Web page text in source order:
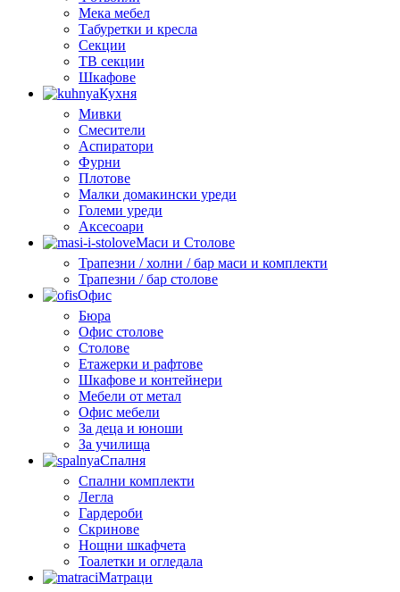
Мека мебел
Табуретки и кресла
Секции
ТВ секции
Шкафове
Кухня
Мивки
Смесители
Аспиратори
Фурни
Плотове
Малки домакински уреди
Големи уреди
Аксесоари
Маси и Столове
Трапезни / холни / бар маси и комплекти
Трапезни / бар столове
Офис
Бюра
Офис столове
Столове
Етажерки и рафтове
Шкафове и контейнери
Мебели от метал
Офис мебели
За деца и юноши
За училища
Спалня
Спални комплекти
Легла
Гардероби
Скринове
Нощни шкафчета
Тоалетки и огледала
Матраци